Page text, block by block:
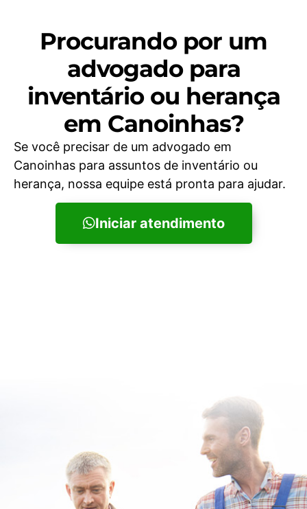
Procurando por um
advogado para
inventário ou herança
em Canoinhas?
Se você precisar de um advogado em
Canoinhas para assuntos de inventário ou
herança, nossa equipe está pronta para ajudar.
Iniciar atendimento